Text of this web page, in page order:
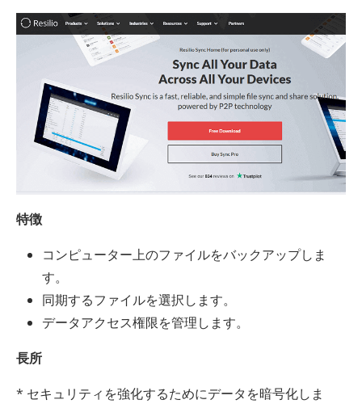
特徴
コンピューター上のファイルをバックアップしま
す。
同期するファイルを選択します。
データアクセス権限を管理します。
長所
* セキュリティを強化するためにデータを暗号化しま